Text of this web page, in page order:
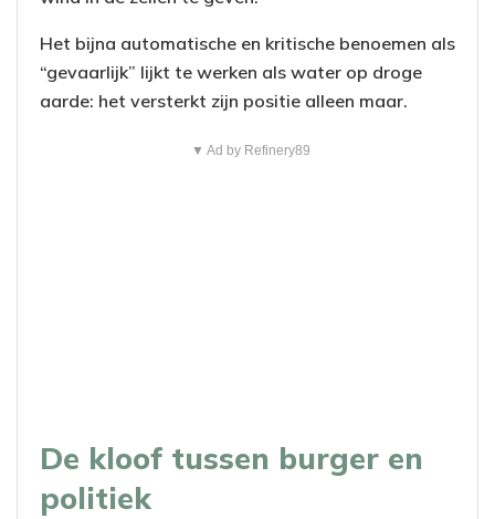
Het bijna automatische en kritische benoemen als
“gevaarlijk” lijkt te werken als water op droge
aarde: het versterkt zijn positie alleen maar.
▼ Ad by Refinery89
De kloof tussen burger en
politiek